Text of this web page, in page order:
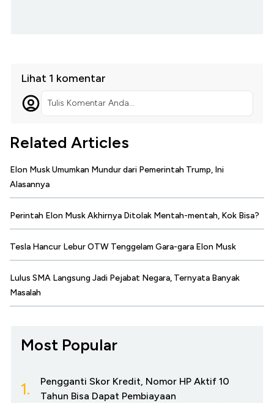
Lihat 1 komentar
Tulis Komentar Anda...
Related Articles
Elon Musk Umumkan Mundur dari Pemerintah Trump, Ini
Alasannya
Perintah Elon Musk Akhirnya Ditolak Mentah-mentah, Kok Bisa?
Tesla Hancur Lebur OTW Tenggelam Gara-gara Elon Musk
Lulus SMA Langsung Jadi Pejabat Negara, Ternyata Banyak
Masalah
Most Popular
1.
Pengganti Skor Kredit, Nomor HP Aktif 10
Tahun Bisa Dapat Pembiayaan